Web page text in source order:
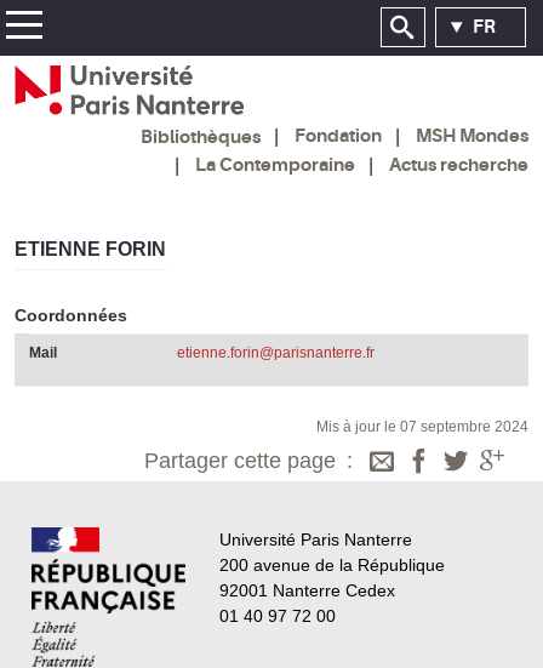
FR
Bibliothèques Fondation
MSH Mondes
La Contemporaine
Actus recherche
ETIENNE FORIN
Coordonnées
Mail etienne.forin@parisnanterre.fr
Mis à jour le 07 septembre 2024
Partager cette page
Université Paris Nanterre
200 avenue de la République
92001 Nanterre Cedex
01 40 97 72 00